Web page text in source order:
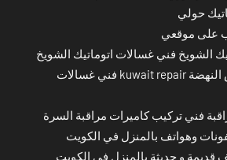
حولي
على موقعي
الشويخ فني غسالات اتوماتيك الشويخ
صيانة غسالة ملابس النهضة kuwait repair فني غسالات
فني تركيب كاميرات مراقبة السرة
وهواتف بالمنزل في الكويت
قديمة و حديثة بالمنزل في الكويت